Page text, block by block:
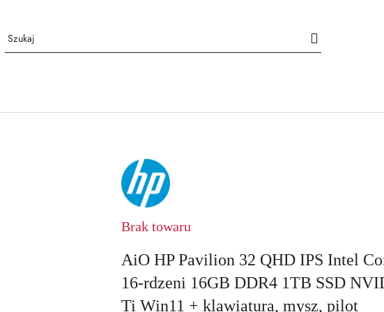
NAZWA
PRODUCENTA:
HP
Brak towaru
AiO HP Pavilion 32 QHD IPS Intel
16-rdzeni 16GB DDR4 1TB SSD
Ti Win11 + klawiatura, mysz, pilot